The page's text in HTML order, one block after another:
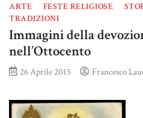
ARTE FESTE RELIGIOSE
TRADIZIONI
Immagini della
nell’Ottocento
26 Aprile 2015 Francesco